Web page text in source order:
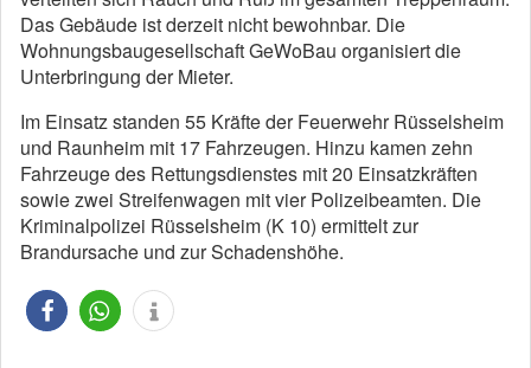
Das Gebäude ist derzeit nicht bewohnbar. Die
Wohnungsbaugesellschaft GeWoBau organisiert die
Unterbringung der Mieter.
Im Einsatz standen 55 Kräfte der Feuerwehr Rüsselsheim
und Raunheim mit 17 Fahrzeugen. Hinzu kamen zehn
Fahrzeuge des Rettungsdienstes mit 20 Einsatzkräften
sowie zwei Streifenwagen mit vier Polizeibeamten. Die
Kriminalpolizei Rüsselsheim (K 10) ermittelt zur
Brandursache und zur Schadenshöhe.